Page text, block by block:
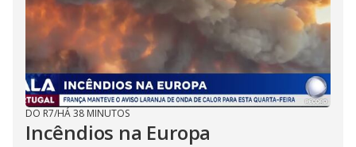
DO R7/HÁ 38 MINUTOS
Incêndios na Europa